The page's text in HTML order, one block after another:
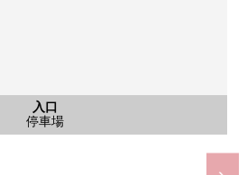
入口
停車場
外觀
外觀
外觀
外觀
外觀
入口
外觀
外觀
其他
停車場
其他
外觀
其他
共有部分
共有部分
共有部分
共有部分
共有部分